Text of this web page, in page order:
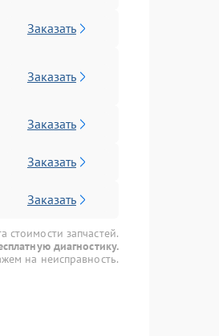
Заказать
Заказать
Заказать
Заказать
Заказать
стоимости запчастей.
диагностику.
на неисправность.